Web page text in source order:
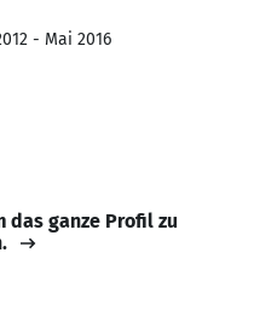
- Mai 2016
das ganze Profil zu